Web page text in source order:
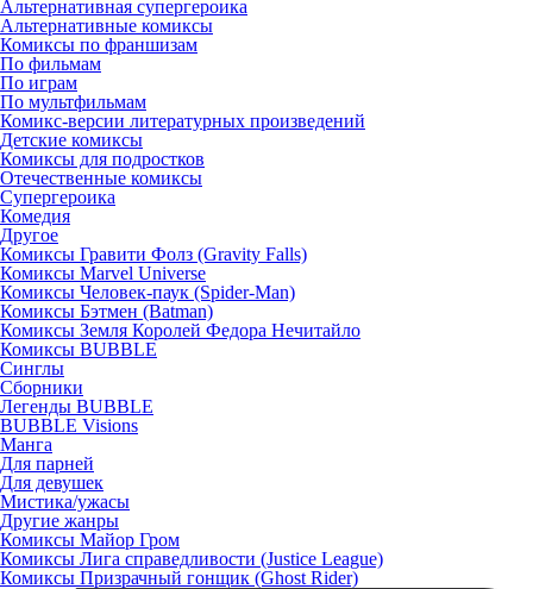
Альтернативная супергероика
Альтернативные комиксы
Комиксы по франшизам
По фильмам
По играм
По мультфильмам
Комикс-версии литературных произведений
Детские комиксы
Комиксы для подростков
Отечественные комиксы
Супергероика
Комедия
Другое
Комиксы Гравити Фолз (Gravity Falls)
Комиксы Marvel Universe
Комиксы Человек-паук (Spider-Man)
Комиксы Бэтмен (Batman)
Комиксы Земля Королей Федора Нечитайло
Комиксы BUBBLE
Синглы
Сборники
Легенды BUBBLE
BUBBLE Visions
Манга
Для парней
Для девушек
Мистика/ужасы
Другие жанры
Комиксы Майор Гром
Комиксы Лига справедливости (Justice League)
Комиксы Призрачный гонщик (Ghost Rider)